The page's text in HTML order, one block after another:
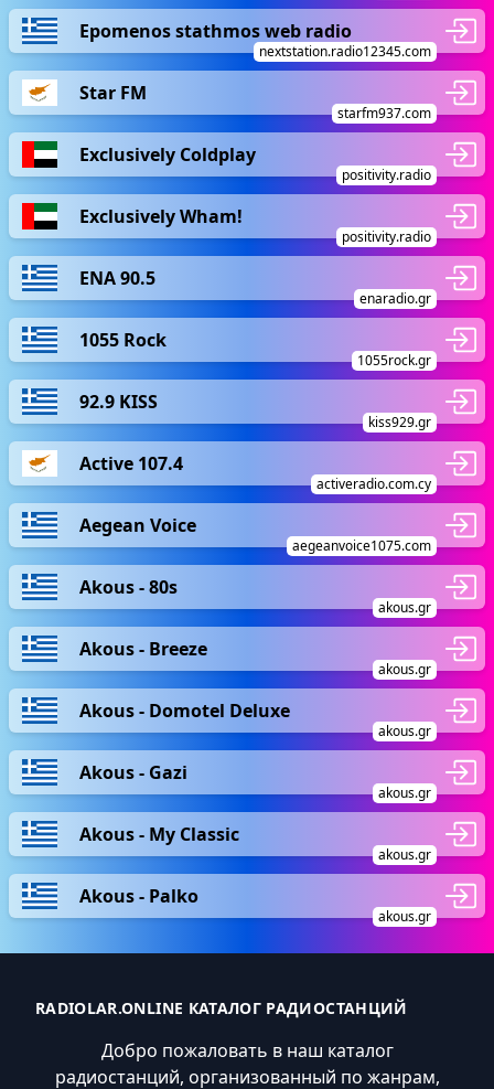
Epomenos stathmos web radio
nextstation.radio12345.com
Star FM
starfm937.com
Exclusively Coldplay
positivity.radio
Exclusively Wham!
positivity.radio
ΕΝΑ 90.5
enaradio.gr
1055 Rock
1055rock.gr
92.9 KISS
kiss929.gr
Active 107.4
activeradio.com.cy
Aegean Voice
aegeanvoice1075.com
Akous - 80s
akous.gr
Akous - Breeze
akous.gr
Akous - Domotel Deluxe
akous.gr
Akous - Gazi
akous.gr
Akous - My Classic
akous.gr
Akous - Palko
akous.gr
RADIOLAR.ONLINE КАТАЛОГ РАДИОСТАНЦИЙ
Добро пожаловать в наш каталог
радиостанций, организованный по жанрам,